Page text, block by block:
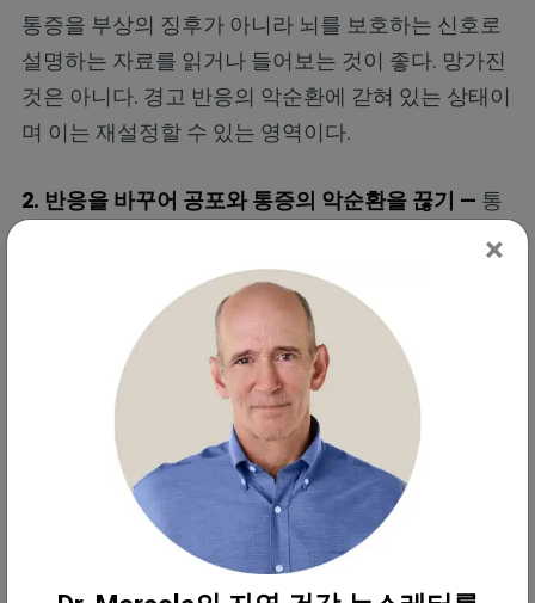
통증을 부상의 징후가 아니라 뇌를 보호하는 신호로
설명하는 자료를 읽거나 들어보는 것이 좋다. 망가진
것은 아니다. 경고 반응의 악순환에 갇혀 있는 상태이
며 이는 재설정할 수 있는 영역이다.
2. 반응을 바꾸어 공포와 통증의 악순환을 끊기 — 통
증이 더 심해질까 봐 두려워 움찔하거나, 몸을 움츠리
거나, 특정 행동을 피할 때마다 뇌의 경고 신호를 강
화하게 된다. 대신 당황하지 말고 차분하게 통증을 인
정하려고 노력해야 한다. 겁먹은 아이에게 말하듯이
스스로에게 이렇게 말해 보는 것이다. “너는 안전해.
아프긴 하지만 아무 문제 없어.”
이렇게 하면 뇌의 감정 중추가 덜 조급하게 반응하도
록 재훈련된다. 두 연구 모두에서 보여주듯 이는 강력
한 신경학적 효과를 지닌 간단한 전략이다.
×